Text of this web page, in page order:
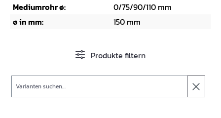
Mediumrohr ø:
0/75/90/110 mm
ø in mm:
150 mm
Produkte filtern